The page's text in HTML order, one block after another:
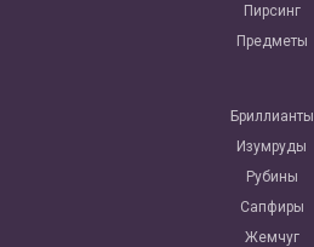
Пирсинг
Предметы
Бриллианты
Изумруды
Рубины
Сапфиры
Жемчуг